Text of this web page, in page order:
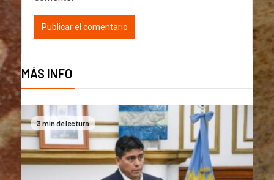
MÁS INFO
3 min de lectura